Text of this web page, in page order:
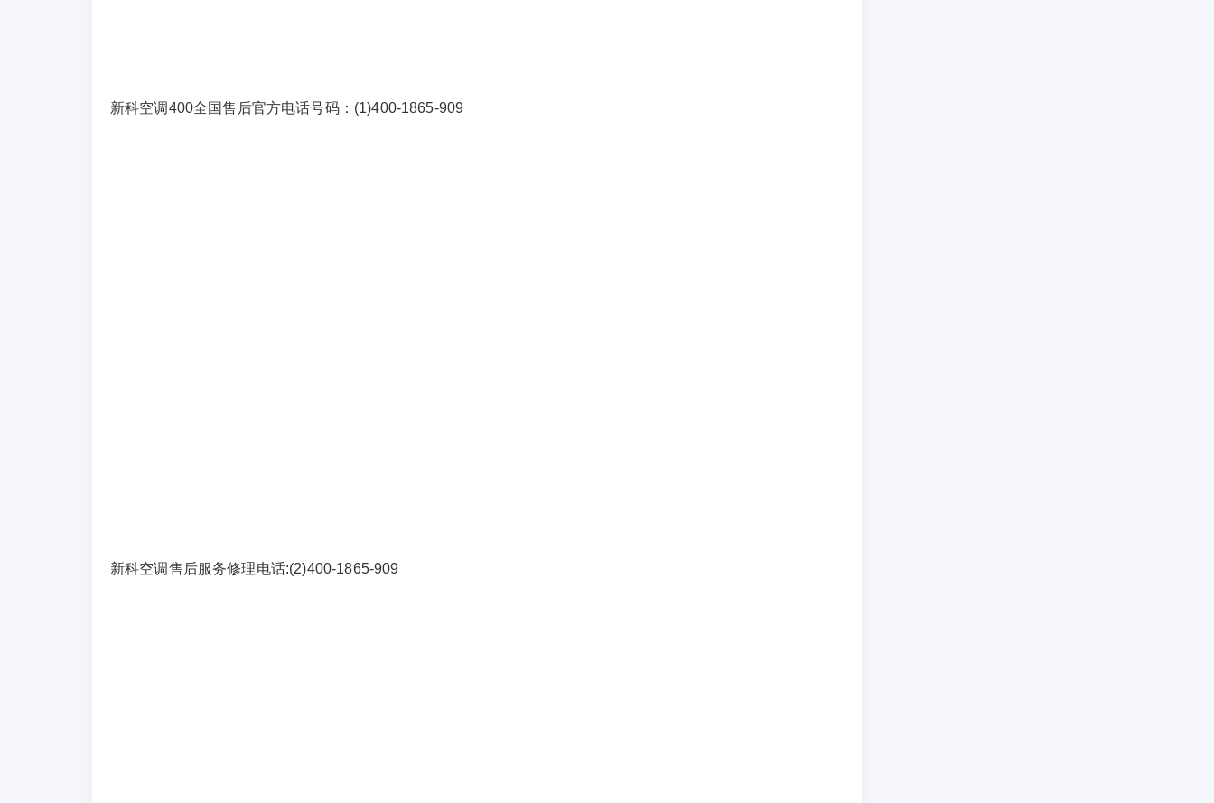
新科空调400全国售后官方电话号码：(1)400-1865-909
新科空调售后服务修理电话:(2)400-1865-909